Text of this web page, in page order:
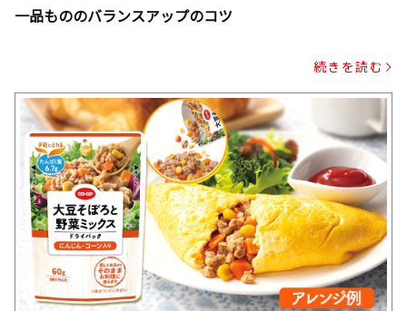
一品もののバランスアップのコツ
続きを読む